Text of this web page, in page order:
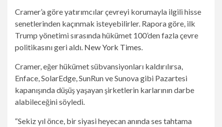
Cramer’a göre yatırımcılar çevreyi korumayla ilgili hisse
senetlerinden kaçınmak isteyebilirler. Rapora göre, ilk
Trump yönetimi sırasında hükümet 100’den fazla çevre
politikasını geri aldı. New York Times.
Cramer, eğer hükümet sübvansiyonları kaldırılırsa,
Enface, SolarEdge, SunRun ve Sunova gibi Pazartesi
kapanışında düşüş yaşayan şirketlerin karlarının darbe
alabileceğini söyledi.
“Sekiz yıl önce, bir siyasi heyecan anında ses tahtama